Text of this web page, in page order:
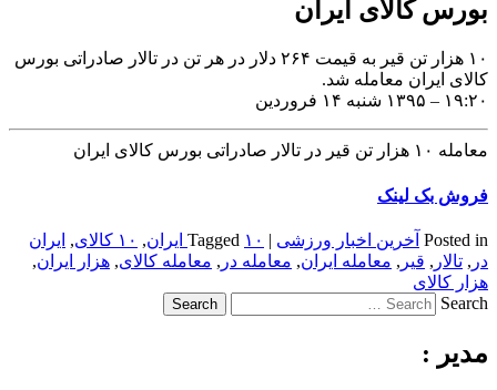
بورس کالای ایران
۱۰ هزار تن قیر به قیمت ۲۶۴ دلار در هر تن در تالار صادراتی بورس
کالای ایران معامله شد.
۱۹:۲۰ – ۱۳۹۵ شنبه ۱۴ فروردین
معامله ۱۰ هزار تن قیر در تالار صادراتی بورس کالای ایران
فروش بک لینک
Posted in آخرین اخبار ورزشی |
Tagged ۱۰ ایران , ۱۰ کالای , ایران
در , تالار , قیر , معامله ایران, معامله در , معامله کالای, هزار ایران,
هزار کالای
Search
مدیر :